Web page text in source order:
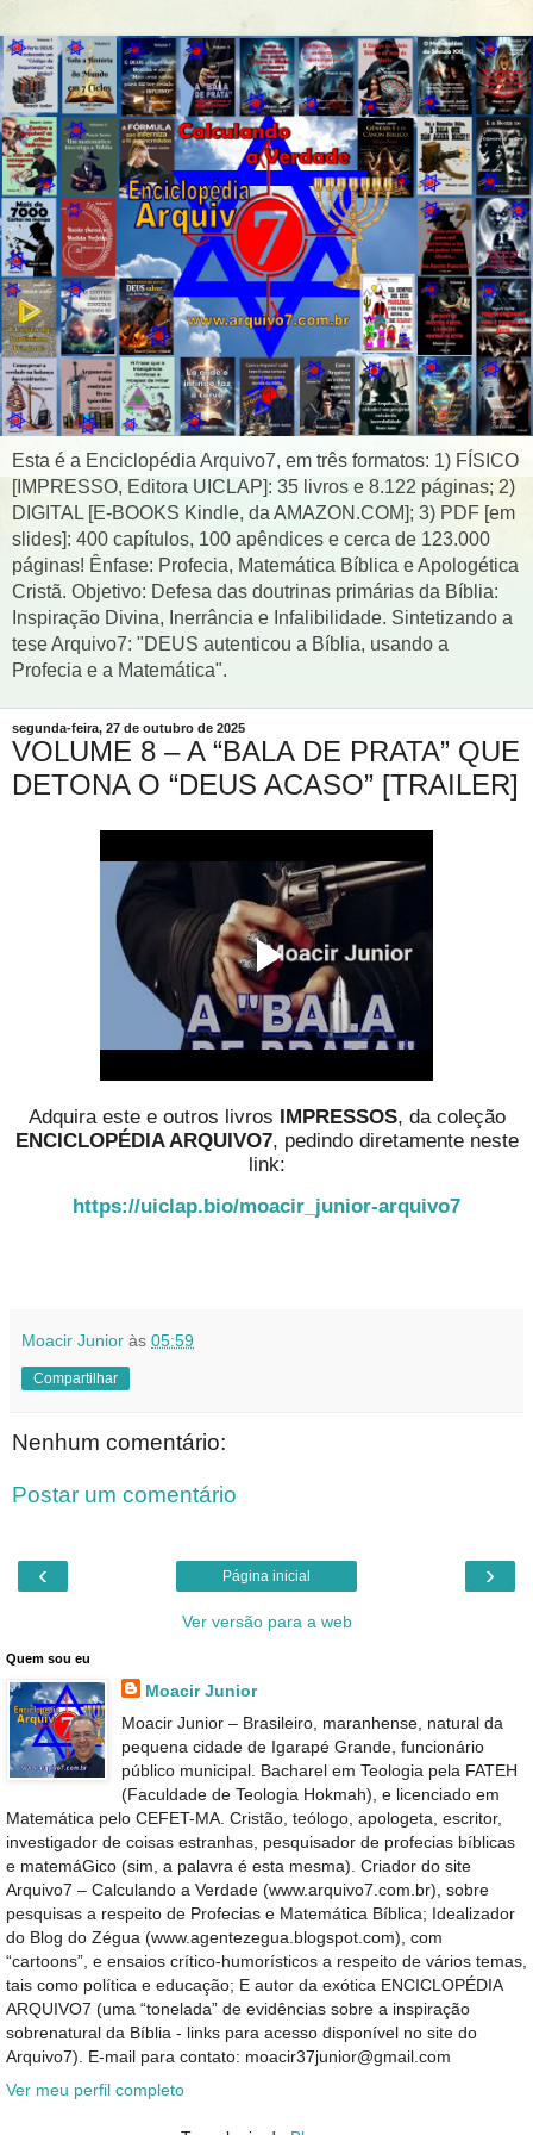
Esta é a Enciclopédia Arquivo7, em três formatos: 1) FÍSICO
[IMPRESSO, Editora UICLAP]: 35 livros e 8.122 páginas; 2)
DIGITAL [E-BOOKS Kindle, da AMAZON.COM]; 3) PDF [em
slides]: 400 capítulos, 100 apêndices e cerca de 123.000
páginas! Ênfase: Profecia, Matemática Bíblica e Apologética
Cristã. Objetivo: Defesa das doutrinas primárias da Bíblia:
Inspiração Divina, Inerrância e Infalibilidade. Sintetizando a
tese Arquivo7: "DEUS autenticou a Bíblia, usando a
Profecia e a Matemática".
segunda-feira, 27 de outubro de 2025
VOLUME 8 – A “BALA DE PRATA” QUE
DETONA O “DEUS ACASO” [TRAILER]
Adquira este e outros livros IMPRESSOS, da coleção
ENCICLOPÉDIA ARQUIVO7, pedindo diretamente neste
link:
https://uiclap.bio/moacir_junior-arquivo7
Moacir Junior às 05:59
Compartilhar
Nenhum comentário:
Postar um comentário
‹ ›
Página inicial
Ver versão para a web
Quem sou eu
Moacir Junior
Moacir Junior – Brasileiro, maranhense, natural da
pequena cidade de Igarapé Grande, funcionário
público municipal. Bacharel em Teologia pela FATEH
(Faculdade de Teologia Hokmah), e licenciado em
Matemática pelo CEFET-MA. Cristão, teólogo, apologeta, escritor,
investigador de coisas estranhas, pesquisador de profecias bíblicas
e matemáGico (sim, a palavra é esta mesma). Criador do site
Arquivo7 – Calculando a Verdade (www.arquivo7.com.br), sobre
pesquisas a respeito de Profecias e Matemática Bíblica; Idealizador
do Blog do Zégua (www.agentezegua.blogspot.com), com
“cartoons”, e ensaios crítico-humorísticos a respeito de vários temas,
tais como política e educação; E autor da exótica ENCICLOPÉDIA
ARQUIVO7 (uma “tonelada” de evidências sobre a inspiração
sobrenatural da Bíblia - links para acesso disponível no site do
Arquivo7). E-mail para contato: moacir37junior@gmail.com
Ver meu perfil completo